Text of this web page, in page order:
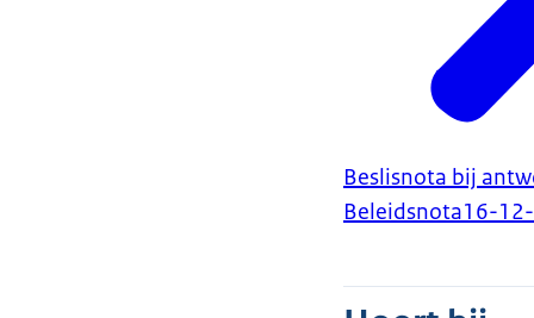
Beslisnota bij
Beleidsnota16-